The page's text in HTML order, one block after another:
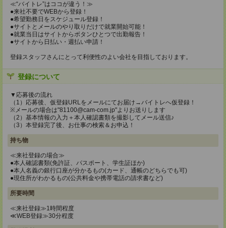
≪“バイトレ”はココが違う！≫
●来社不要でWEBから登録！
●希望勤務日をスケジュール登録！
●サイトとメールのやり取りだけで就業開始可能！
●就業当日はサイトからボタンひとつで出勤報告！
●サイトから日払い・週払い申請！
登録スタッフさんにとって利便性のよい会社を目指しております。
登録について
▼応募後の流れ
（1）応募後、仮登録URLをメールにてお届け→バイトレへ仮登録！
※メールの場合は"81100@cam-com.jp"よりお送りします
（2）基本情報の入力＋本人確認書類を撮影してメール送信♪
（3）本登録完了後、お仕事の検索＆お申込！
持ち物
≪来社登録の場合≫
●本人確認書類(免許証、パスポート、学生証ほか)
●本人名義の銀行口座が分かるもの(カード、通帳のどちらでも可)
●現住所がわかるもの(公共料金や携帯電話の請求書など)
所要時間
≪来社登録≫1時間程度
≪WEB登録≫30分程度